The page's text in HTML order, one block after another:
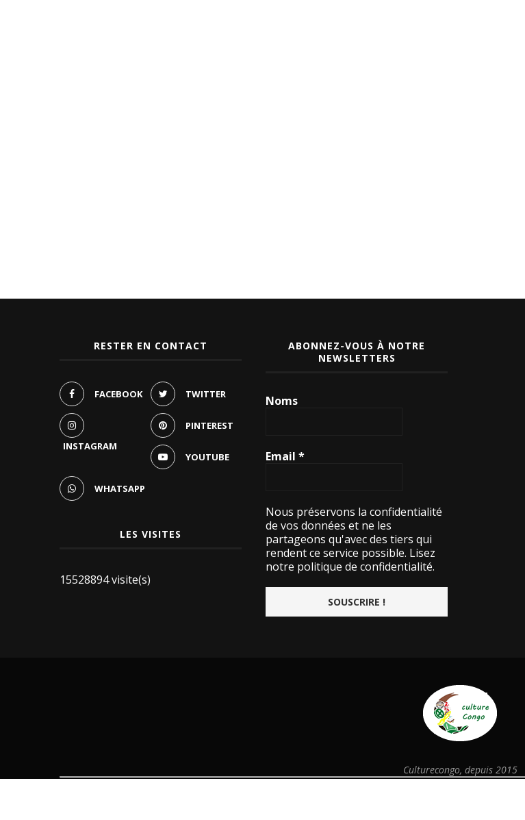
RESTER EN CONTACT
FACEBOOK TWITTER
INSTAGRAM
PINTEREST
YOUTUBE
WHATSAPP
LES VISITES
15528894 visite(s)
ABONNEZ-VOUS À NOTRE
NEWSLETTERS
Noms
Email*
Nous préservons la confidentialité
de vos données et ne les
partageons qu'avec des tiers qui
rendent ce service possible. Lisez
notre politique de confidentialité.
Culturecongo, depuis 2015